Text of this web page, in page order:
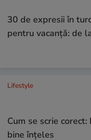
30 de expresii în
pentru vacanță: de
Lifestyle
Cum se scrie
bine înțeles